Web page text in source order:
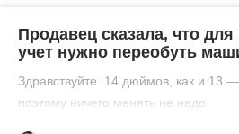
Продавец сказала, что
учет нужно переобуть
Здравствуйте. 14 дюймов, как и 13
поэтому ничего менять не надо.